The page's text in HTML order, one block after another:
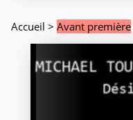
Accueil > Avant première